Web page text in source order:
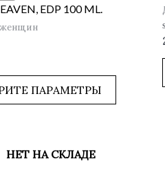
EDP 100 ML.
ПАРАМЕТРЫ
НЕТ НА СКЛАДЕ